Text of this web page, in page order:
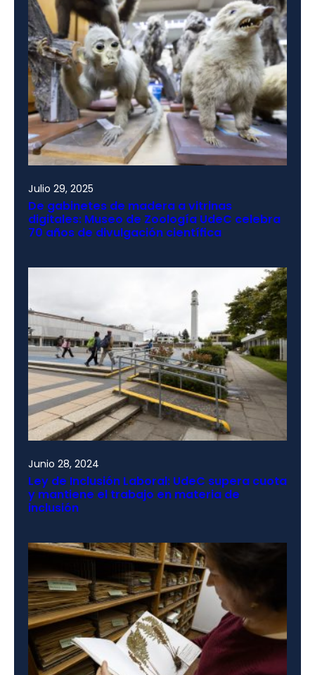
Julio 29, 2025
De gabinetes de madera a vitrinas
digitales: Museo de Zoología UdeC celebra
70 años de divulgación científica
Junio 28, 2024
Ley de Inclusión Laboral: UdeC supera cuota
y mantiene el trabajo en materia de
inclusión